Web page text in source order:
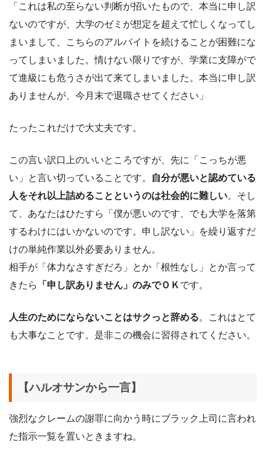
「これは私の至らない判断が招いたもので、本当に申し訳
ないのですが、大学のゼミが想定を超えて忙しくなってし
まいまして、こちらのアルバイトを続けることが困難にな
ってしまいました。情けない限りですが、学業に支障がで
て進級にも危うさが出て来てしまいました。本当に申し訳
ありませんが、今月末で退職させてください」
たったこれだけで大丈夫です。
この言い訳口上のいいところですが、先に「こっちが悪
い」と言い切っていることです。
自分が悪いと認めている
人をそれ以上詰めることというのは社会的に難しい。そし
て、あなたはひたすら「僕が悪いのです、でも大学を落第
するわけにはいかないのです。申し訳ない」を繰り返すだ
けの単純作業以外必要ありません。
相手が「体力なさすぎだろ」とか「根性なし」とか言って
きたら
「申し訳ありません」のみでＯＫ です。
人生のためにならないことはサクっと辞める。これはとて
も大事なことです。是非この機会に習得されてください。
【ハルオサンから一言】
強烈なクレームの謝罪に向かう時にブラック上司に言われ
た指示一覧を置いときますね。